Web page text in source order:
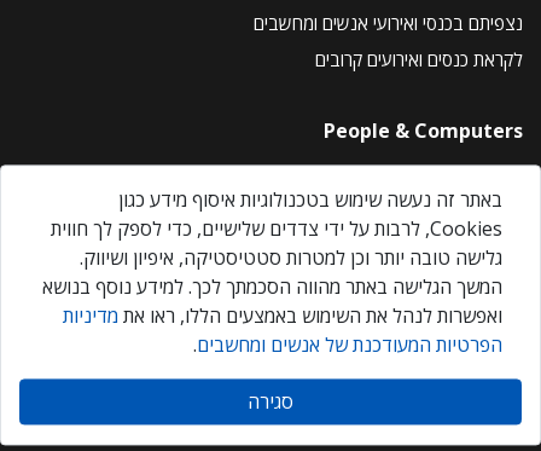
נצפיתם בכנסי ואירועי אנשים ומחשבים
לקראת כנסים ואירועים קרובים
People & Computers
About Us
Privacy Policy
Contact Us
Our Events
אנשים ומחשבים © 2026 – כל הזכויות שמורות
באתר זה נעשה שימוש בטכנולוגיות איסוף מידע כגון
Cookies, לרבות על ידי צדדים שלישיים, כדי לספק לך חווית
גלישה טובה יותר וכן למטרות סטטיסטיקה, איפיון ושיווק.
המשך הגלישה באתר מהווה הסכמתך לכך. למידע נוסף בנושא
ואפשרות לנהל את השימוש באמצעים הללו, ראו את מדיניות
הפרטיות המעודכנת של אנשים ומחשבים.
סגירה